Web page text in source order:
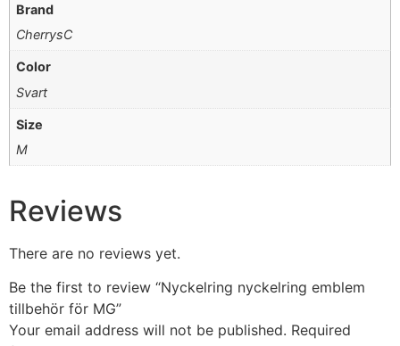
Brand
CherrysC
Color
Svart
Size
M
Reviews
There are no reviews yet.
Be the first to review “Nyckelring nyckelring emblem
tillbehör för MG”
Your email address will not be published. Required